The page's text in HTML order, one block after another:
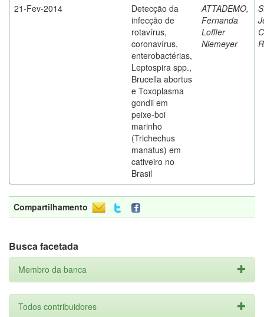
21-Fev-2014
Detecção da
infecção de
rotavírus,
coronavírus,
enterobactérias,
Leptospira spp.,
Brucella abortus
e Toxoplasma
gondii em
peixe-boi
marinho
(Trichechus
manatus) em
cativeiro no
Brasil
ATTADEMO,
Fernanda
Loffler
Niemeyer
Compartilhamento
Busca facetada
Membro da banca
Todos contribuidores